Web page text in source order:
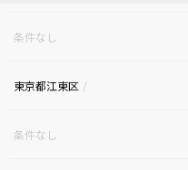
条件なし
東京都江東区
条件なし